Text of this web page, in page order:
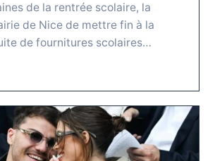
de la rentrée scolaire, la
de Nice de mettre fin à la
de fournitures scolaires…